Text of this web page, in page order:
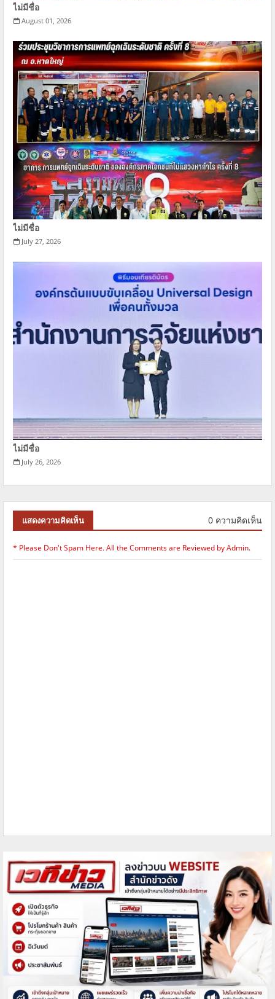
ไม่มีชื่อ
August 01, 2026
ไม่มีชื่อ
July 27, 2026
ไม่มีชื่อ
July 26, 2026
แสดงความคิดเห็น 0 ความคิดเห็น
* Please Don't Spam Here. All the Comments are Reviewed by Admin.